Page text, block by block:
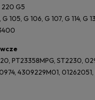
220 G5
G 105, G 106, G 107, G 114,
PT23358MPG, ST2230,
4309229M01, 01262051,